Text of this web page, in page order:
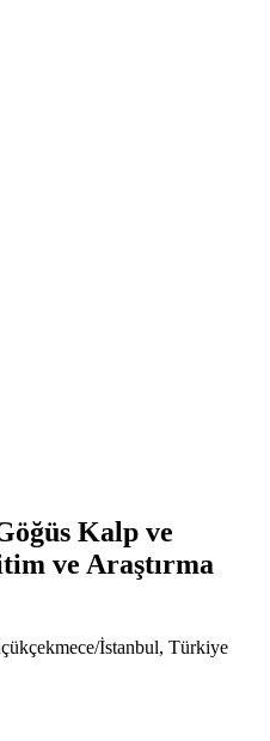
Kalp ve
ve Araştırma
İstanbul, Türkiye